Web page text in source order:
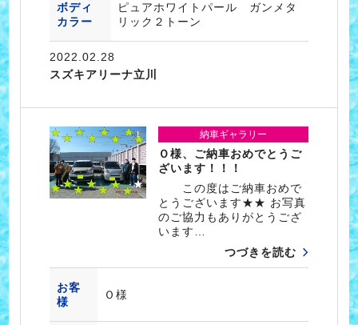
ボディ
カラー
ピュアホワイトパール ガンメタ
リック２トーン
2022.02.28
スズキアリーナ立川
納車ギャラリー
Ｏ様、ご納車おめでとうご
ざいます！！！
この度はご納車おめで
とうございます★★ お写真
のご協力もありがとうござ
います…
つづきを読む
お客
様
Ｏ様